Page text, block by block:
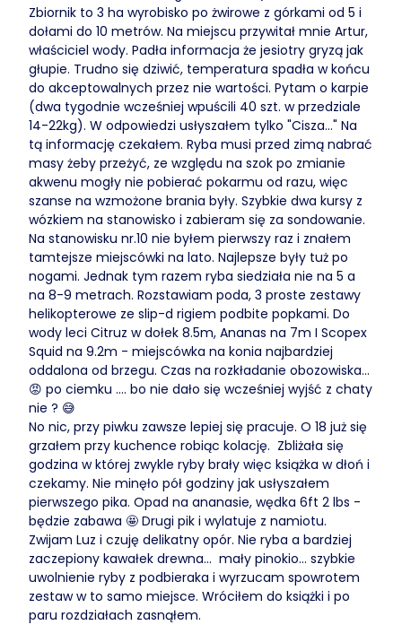
Zbiornik to 3 ha wyrobisko po żwirowe z górkami od 5 i
dołami do 10 metrów. Na miejscu przywitał mnie Artur,
właściciel wody. Padła informacja że jesiotry gryzą jak
głupie. Trudno się dziwić, temperatura spadła w końcu
do akceptowalnych przez nie wartości. Pytam o karpie
(dwa tygodnie wcześniej wpuścili 40 szt. w przedziale
14-22kg). W odpowiedzi usłyszałem tylko "Cisza..." Na
tą informację czekałem. Ryba musi przed zimą nabrać
masy żeby przeżyć, ze względu na szok po zmianie
akwenu mogły nie pobierać pokarmu od razu, więc
szanse na wzmożone brania były. Szybkie dwa kursy z
wózkiem na stanowisko i zabieram się za sondowanie.
Na stanowisku nr.10 nie byłem pierwszy raz i znałem
tamtejsze miejscówki na lato. Najlepsze były tuż po
nogami. Jednak tym razem ryba siedziała nie na 5 a
na 8-9 metrach. Rozstawiam poda, 3 proste zestawy
helikopterowe ze slip-d rigiem podbite popkami. Do
wody leci Citruz w dołek 8.5m, Ananas na 7m I Scopex
Squid na 9.2m - miejscówka na konia najbardziej
oddalona od brzegu. Czas na rozkładanie obozowiska...
😡 po ciemku .... bo nie dało się wcześniej wyjść z chaty
nie ? 😅
No nic, przy piwku zawsze lepiej się pracuje. O 18 już się
grzałem przy kuchence robiąc kolację. Zbliżała się
godzina w której zwykle ryby brały więc książka w dłoń i
czekamy. Nie minęło pół godziny jak usłyszałem
pierwszego pika. Opad na ananasie, wędka 6ft 2 lbs -
będzie zabawa 🤩 Drugi pik i wylatuje z namiotu.
Zwijam Luz i czuję delikatny opór. Nie ryba a bardziej
zaczepiony kawałek drewna... mały pinokio... szybkie
uwolnienie ryby z podbieraka i wyrzucam spowrotem
zestaw w to samo miejsce. Wróciłem do książki i po
paru rozdziałach zasnąłem.